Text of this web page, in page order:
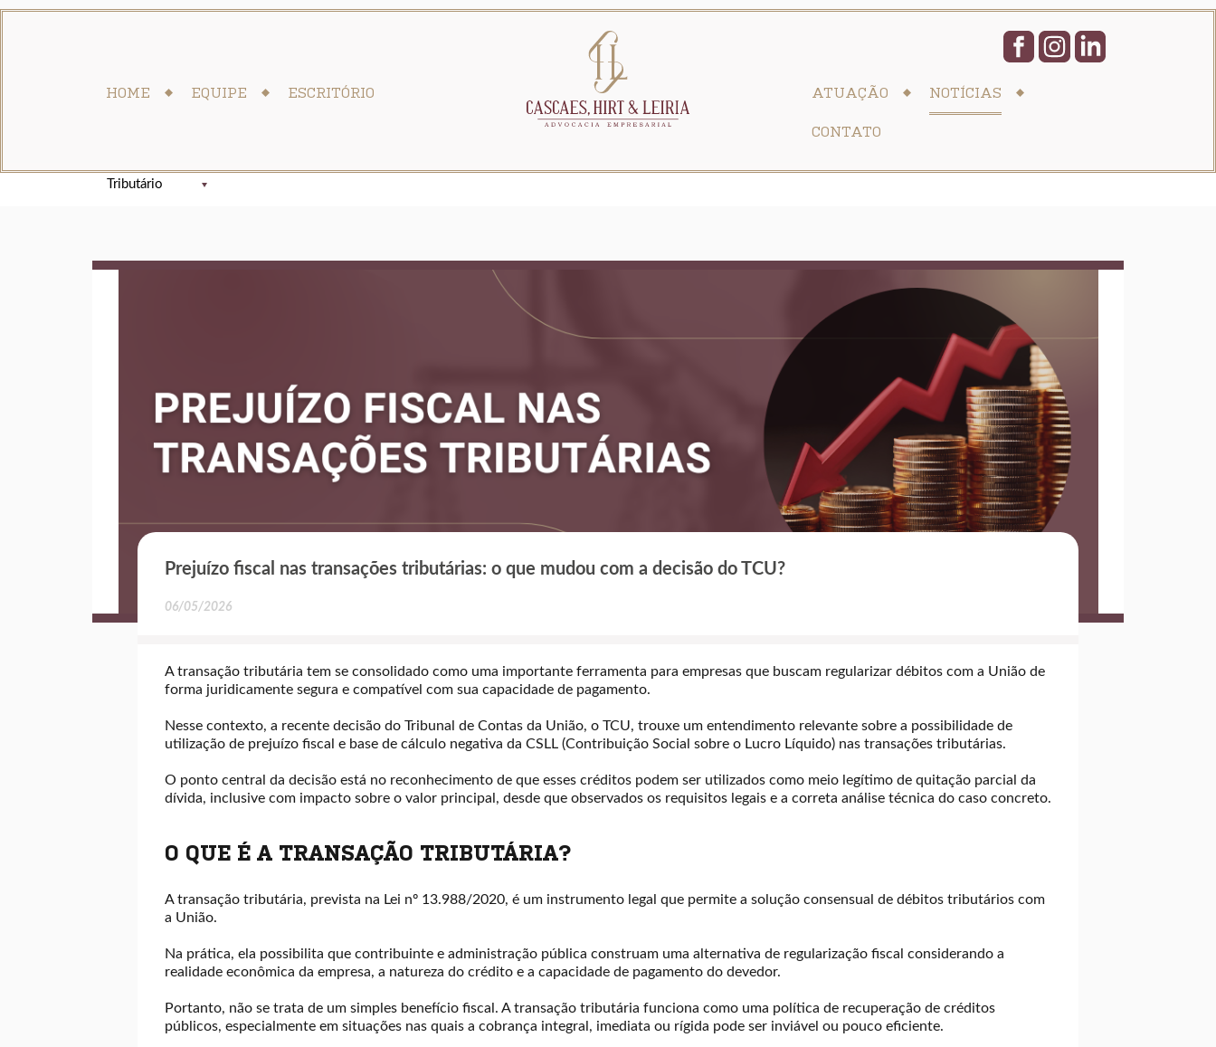
HOME EQUIPE ESCRITÓRIO ATUAÇÃO NOTÍCIAS
CONTATO
Prejuízo fiscal nas transações tributárias: o que mudou com a decisão do TCU?
06/05/2026
A transação tributária tem se consolidado como uma importante ferramenta para empresas que buscam regularizar débitos com a União de
forma juridicamente segura e compatível com sua capacidade de pagamento.
Nesse contexto, a recente decisão do Tribunal de Contas da União, o TCU, trouxe um entendimento relevante sobre a possibilidade de
utilização de prejuízo fiscal e base de cálculo negativa da CSLL (Contribuição Social sobre o Lucro Líquido) nas transações tributárias.
O ponto central da decisão está no reconhecimento de que esses créditos podem ser utilizados como meio legítimo de quitação parcial da
dívida, inclusive com impacto sobre o valor principal, desde que observados os requisitos legais e a correta análise técnica do caso concreto.
O QUE É A TRANSAÇÃO TRIBUTÁRIA?
A transação tributária, prevista na Lei nº 13.988/2020, é um instrumento legal que permite a solução consensual de débitos tributários com
a União.
Na prática, ela possibilita que contribuinte e administração pública construam uma alternativa de regularização fiscal considerando a
realidade econômica da empresa, a natureza do crédito e a capacidade de pagamento do devedor.
Portanto, não se trata de um simples benefício fiscal. A transação tributária funciona como uma política de recuperação de créditos
públicos, especialmente em situações nas quais a cobrança integral, imediata ou rígida pode ser inviável ou pouco eficiente.